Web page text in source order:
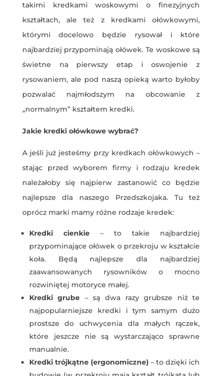
takimi kredkami woskowymi o finezyjnych
kształtach, ale też z kredkami ołówkowymi,
którymi docelowo będzie rysował i które
najbardziej przypominają ołówek. Te woskowe są
świetne na pierwszy etap i oswojenie z
rysowaniem, ale pod naszą opieką warto byłoby
pozwalać najmłodszym na obcowanie z
„normalnym” kształtem kredki.
Jakie kredki ołówkowe wybrać?
A jeśli już jesteśmy przy kredkach ołówkowych –
stając przed wyborem firmy i rodzaju kredek
należałoby się najpierw zastanowić co będzie
najlepsze dla naszego Przedszkojaka. Tu też
oprócz marki mamy różne rodzaje kredek:
Kredki cienkie– to takie najbardziej
przypominające ołówek o przekroju w kształcie
koła. Będą najlepsze dla najbardziej
zaawansowanych rysowników o mocno
rozwiniętej motoryce małej.
Kredki grube – są dwa razy grubsze niż te
najpopularniejsze kredki i tym samym dużo
prostsze do uchwycenia dla małych rączek,
które jeszcze nie są wystarczająco sprawne
manualnie.
Kredki trójkątne (ergonomiczne) – to dzięki ich